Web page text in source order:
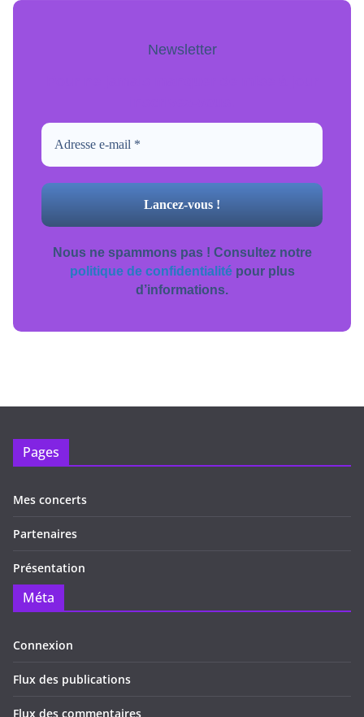
Newsletter
Nous ne spammons pas ! Consultez notre
politique de confidentialitépour plus
d’informations.
Pages
Mes concerts
Partenaires
Présentation
Méta
Connexion
Flux des publications
Flux des commentaires